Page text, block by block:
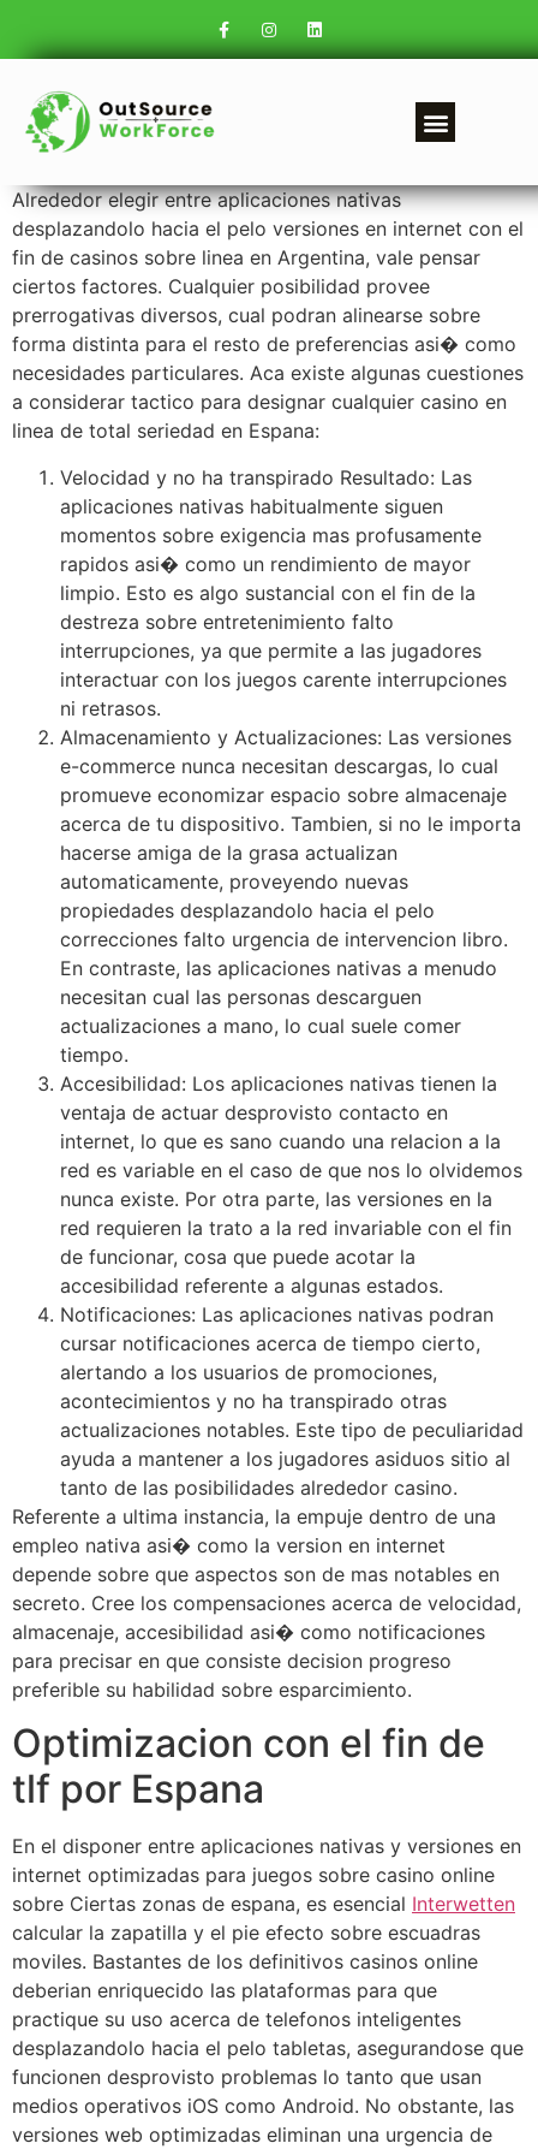
Alrededor elegir entre aplicaciones nativas
desplazandolo hacia el pelo versiones en internet con el
fin de casinos sobre linea en Argentina, vale pensar
ciertos factores. Cualquier posibilidad provee
prerrogativas diversos, cual podran alinearse sobre
forma distinta para el resto de preferencias asi� como
necesidades particulares. Aca existe algunas cuestiones
a considerar tactico para designar cualquier casino en
linea de total seriedad en Espana:
Velocidad y no ha transpirado Resultado: Las
aplicaciones nativas habitualmente siguen
momentos sobre exigencia mas profusamente
rapidos asi� como un rendimiento de mayor
limpio. Esto es algo sustancial con el fin de la
destreza sobre entretenimiento falto
interrupciones, ya que permite a las jugadores
interactuar con los juegos carente interrupciones
ni retrasos.
Almacenamiento y Actualizaciones: Las versiones
e-commerce nunca necesitan descargas, lo cual
promueve economizar espacio sobre almacenaje
acerca de tu dispositivo. Tambien, si no le importa
hacerse amiga de la grasa actualizan
automaticamente, proveyendo nuevas
propiedades desplazandolo hacia el pelo
correcciones falto urgencia de intervencion libro.
En contraste, las aplicaciones nativas a menudo
necesitan cual las personas descarguen
actualizaciones a mano, lo cual suele comer
tiempo.
Accesibilidad: Los aplicaciones nativas tienen la
ventaja de actuar desprovisto contacto en
internet, lo que es sano cuando una relacion a la
red es variable en el caso de que nos lo olvidemos
nunca existe. Por otra parte, las versiones en la
red requieren la trato a la red invariable con el fin
de funcionar, cosa que puede acotar la
accesibilidad referente a algunas estados.
Notificaciones: Las aplicaciones nativas podran
cursar notificaciones acerca de tiempo cierto,
alertando a los usuarios de promociones,
acontecimientos y no ha transpirado otras
actualizaciones notables. Este tipo de peculiaridad
ayuda a mantener a los jugadores asiduos sitio al
tanto de las posibilidades alrededor casino.
Referente a ultima instancia, la empuje dentro de una
empleo nativa asi� como la version en internet
depende sobre que aspectos son de mas notables en
secreto. Cree los compensaciones acerca de velocidad,
almacenaje, accesibilidad asi� como notificaciones
para precisar en que consiste decision progreso
preferible su habilidad sobre esparcimiento.
Optimizacion con el fin de
tlf por Espana
En el disponer entre aplicaciones nativas y versiones en
internet optimizadas para juegos sobre casino online
sobre Ciertas zonas de espana, es esencial Interwetten
calcular la zapatilla y el pie efecto sobre escuadras
moviles. Bastantes de los definitivos casinos online
deberian enriquecido las plataformas para que
practique su uso acerca de telefonos inteligentes
desplazandolo hacia el pelo tabletas, asegurandose que
funcionen desprovisto problemas lo tanto que usan
medios operativos iOS como Android. No obstante, las
versiones web optimizadas eliminan una urgencia de